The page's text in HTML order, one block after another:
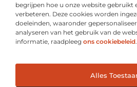
begrijpen hoe u onze website gebruikt
verbeteren. Deze cookies worden
doeleinden, waaronder
analyseren van het gebruik van de
informatie, raadpleeg ons cookiebeleid.
Alles
Onze informatie